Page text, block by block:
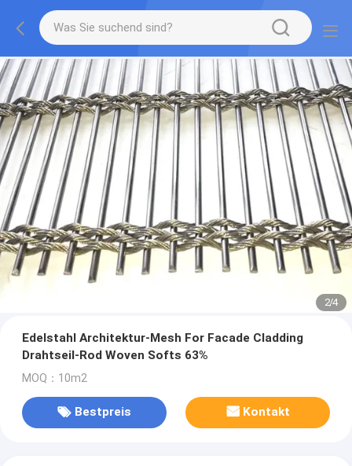
2/4
Edelstahl Architektur-Mesh For Facade Cladding
Drahtseil-Rod Woven Softs 63%
MOQ：10m2
Bestpreis Kontakt